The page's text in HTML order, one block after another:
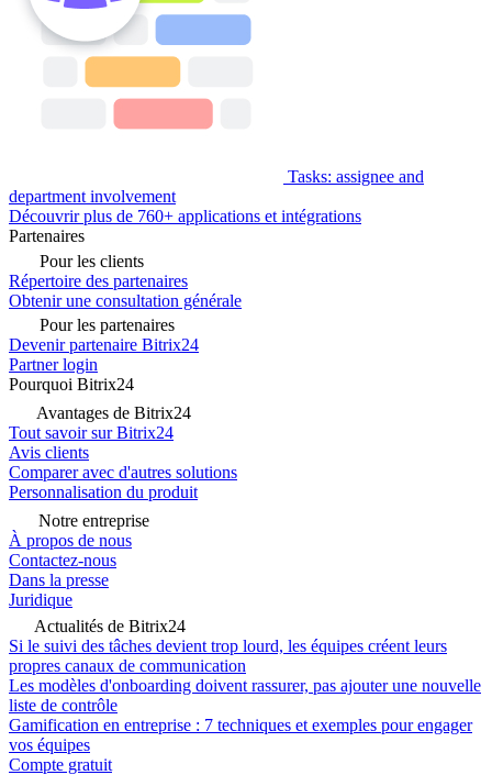
Tasks: assignee and
department involvement
Découvrir plus de 760+ applications et intégrations
Partenaires
Pour les clients
Répertoire des partenaires
Obtenir une consultation générale
Pour les partenaires
Devenir partenaire Bitrix24
Partner login
Pourquoi Bitrix24
Avantages de Bitrix24
Tout savoir sur Bitrix24
Avis clients
Comparer avec d'autres solutions
Personnalisation du produit
Notre entreprise
À propos de nous
Contactez-nous
Dans la presse
Juridique
Actualités de Bitrix24
Si le suivi des tâches devient trop lourd, les équipes créent leurs
propres canaux de communication
Les modèles d'onboarding doivent rassurer, pas ajouter une nouvelle
liste de contrôle
Gamification en entreprise : 7 techniques et exemples pour engager
vos équipes
Compte gratuit